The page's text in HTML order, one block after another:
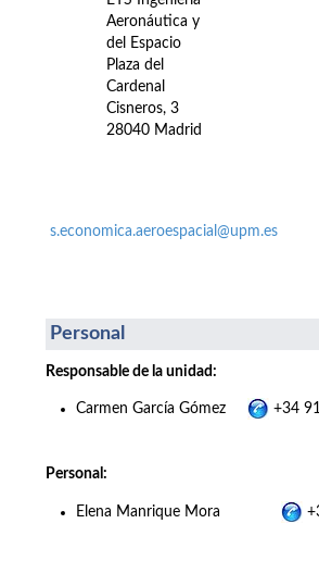
Aeronáutica y
del Espacio
Plaza del
Cardenal
Cisneros, 3
28040 Madrid
s.economica.aeroespacial@upm.es
Personal
Responsable de la unidad:
Carmen García Gómez +34
Personal:
Elena Manrique Mora